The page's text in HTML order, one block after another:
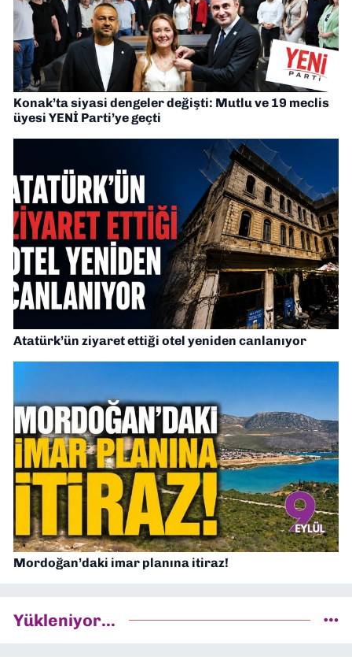
Konak’ta siyasi dengeler değişti: Mutlu ve 19 meclis
üyesi YENİ Parti’ye geçti
Atatürk’ün ziyaret ettiği otel yeniden canlanıyor
Mordoğan’daki imar planına itiraz!
Yükleniyor...